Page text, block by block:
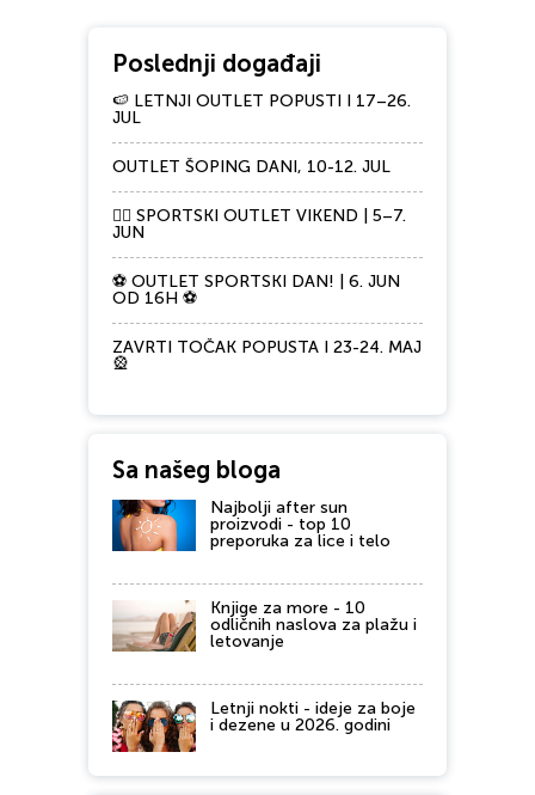
Poslednji događaji
🍉 LETNJI OUTLET POPUSTI I 17–26.
JUL
OUTLET ŠOPING DANI, 10-12. JUL
🏃‍♀️ SPORTSKI OUTLET VIKEND | 5–7.
JUN
⚽ OUTLET SPORTSKI DAN! | 6. JUN
OD 16H ⚽
ZAVRTI TOČAK POPUSTA I 23-24. MAJ
🎡
Sa našeg bloga
Najbolji after sun
proizvodi - top 10
preporuka za lice i telo
Knjige za more - 10
odličnih naslova za plažu i
letovanje
Letnji nokti - ideje za boje
i dezene u 2026. godini